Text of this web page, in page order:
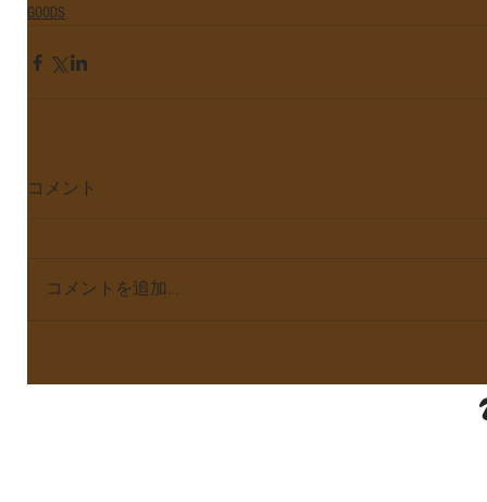
GOODS
コメント
コメントを追加…